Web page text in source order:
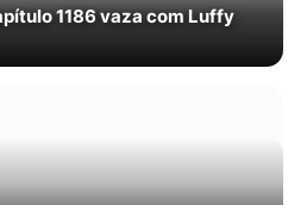
1186 vaza com Luffy